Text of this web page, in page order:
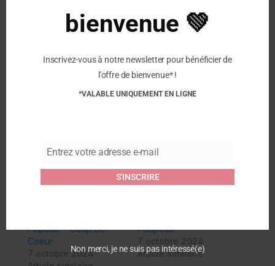
du cousu-retourné.
L’avantage d’un intérieur 100% pur laine vierge ?
Vos pieds respirent grâce à la régulation
thermique de cette fibre naturelle. Vous ne
dans un filet, séchage à l’air libre.
Pépette – Coup De
Coeur
7 octobre 2024
Poupette
Article similaire
bienvenue 💚
Inscrivez-vous à notre newsletter pour bénéficier de
l'offre de bienvenue* !
*VALABLE UNIQUEMENT EN LIGNE
Email
Entrez votre adresse e-mail
S'INSCRIRE
Non merci, je ne suis pas intéressé(e)